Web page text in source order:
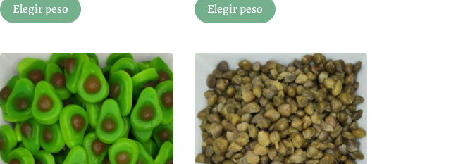
Elegir peso
producto
variantes.
Las
opciones
se
pueden
elegir
Elegir peso
producto
variantes.
Las
opciones
se
pueden
elegir